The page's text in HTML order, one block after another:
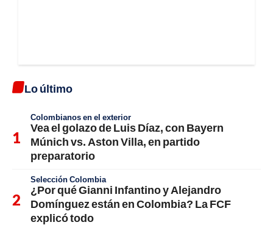
Lo último
Colombianos en el exterior
Vea el golazo de Luis Díaz, con Bayern
Múnich vs. Aston Villa, en partido
preparatorio
Selección Colombia
¿Por qué Gianni Infantino y Alejandro
Domínguez están en Colombia? La FCF
explicó todo